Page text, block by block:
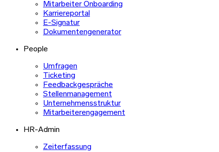
Mitarbeiter Onboarding
Karriereportal
E-Signatur
Dokumentengenerator
People
Umfragen
Ticketing
Feedbackgespräche
Stellenmanagement
Unternehmensstruktur
Mitarbeiterengagement
HR-Admin
Zeiterfassung